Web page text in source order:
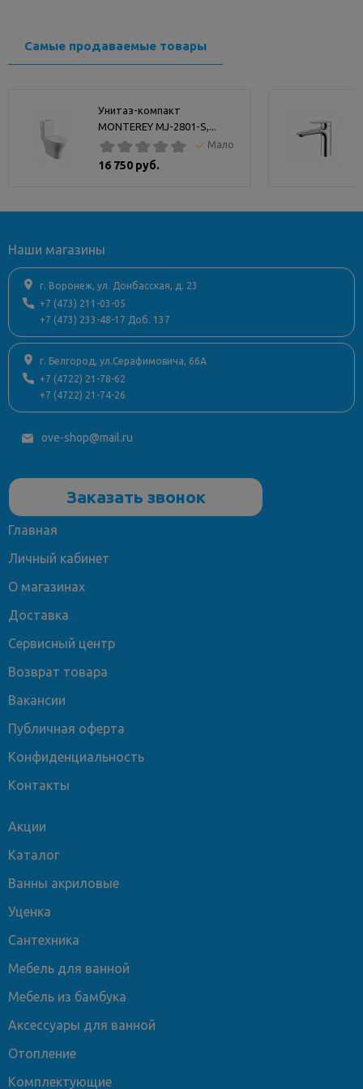
Самые продаваемые товары
Унитаз-компакт
MONTEREY MJ-2801-S,...
Мало
16 750 руб.
Наши магазины
г. Воронеж, ул. Донбасская, д. 23
+7 (473) 211-03-05
+7 (473) 233-48-17 Доб. 137
г. Белгород, ул.Серафимовича, 66А
+7 (4722) 21-78-62
+7 (4722) 21-74-26
ove-shop@mail.ru
Заказать звонок
Главная
Личный кабинет
О магазинах
Доставка
Сервисный центр
Возврат товара
Вакансии
Публичная оферта
Конфиденциальность
Контакты
Акции
Каталог
Ванны акриловые
Уценка
Сантехника
Мебель для ванной
Мебель из бамбука
Аксессуары для ванной
Отопление
Комплектующие